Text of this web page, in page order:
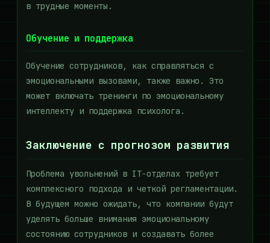
в трудные моменты.
Обучение и поддержка
Обучение сотрудников, как справляться с
эмоциональными вызовами, также важно. Это
может включать тренинги по эмоциональному
интеллекту и поддержка психолога.
Заключение с прогнозом развития
Проблема увольнений в IT-отделах требует
комплексного подхода и четкой регламентации.
В будущем можно ожидать, что компании будут
уделять больше внимания эмоциональному
состоянию сотрудников и создавать более